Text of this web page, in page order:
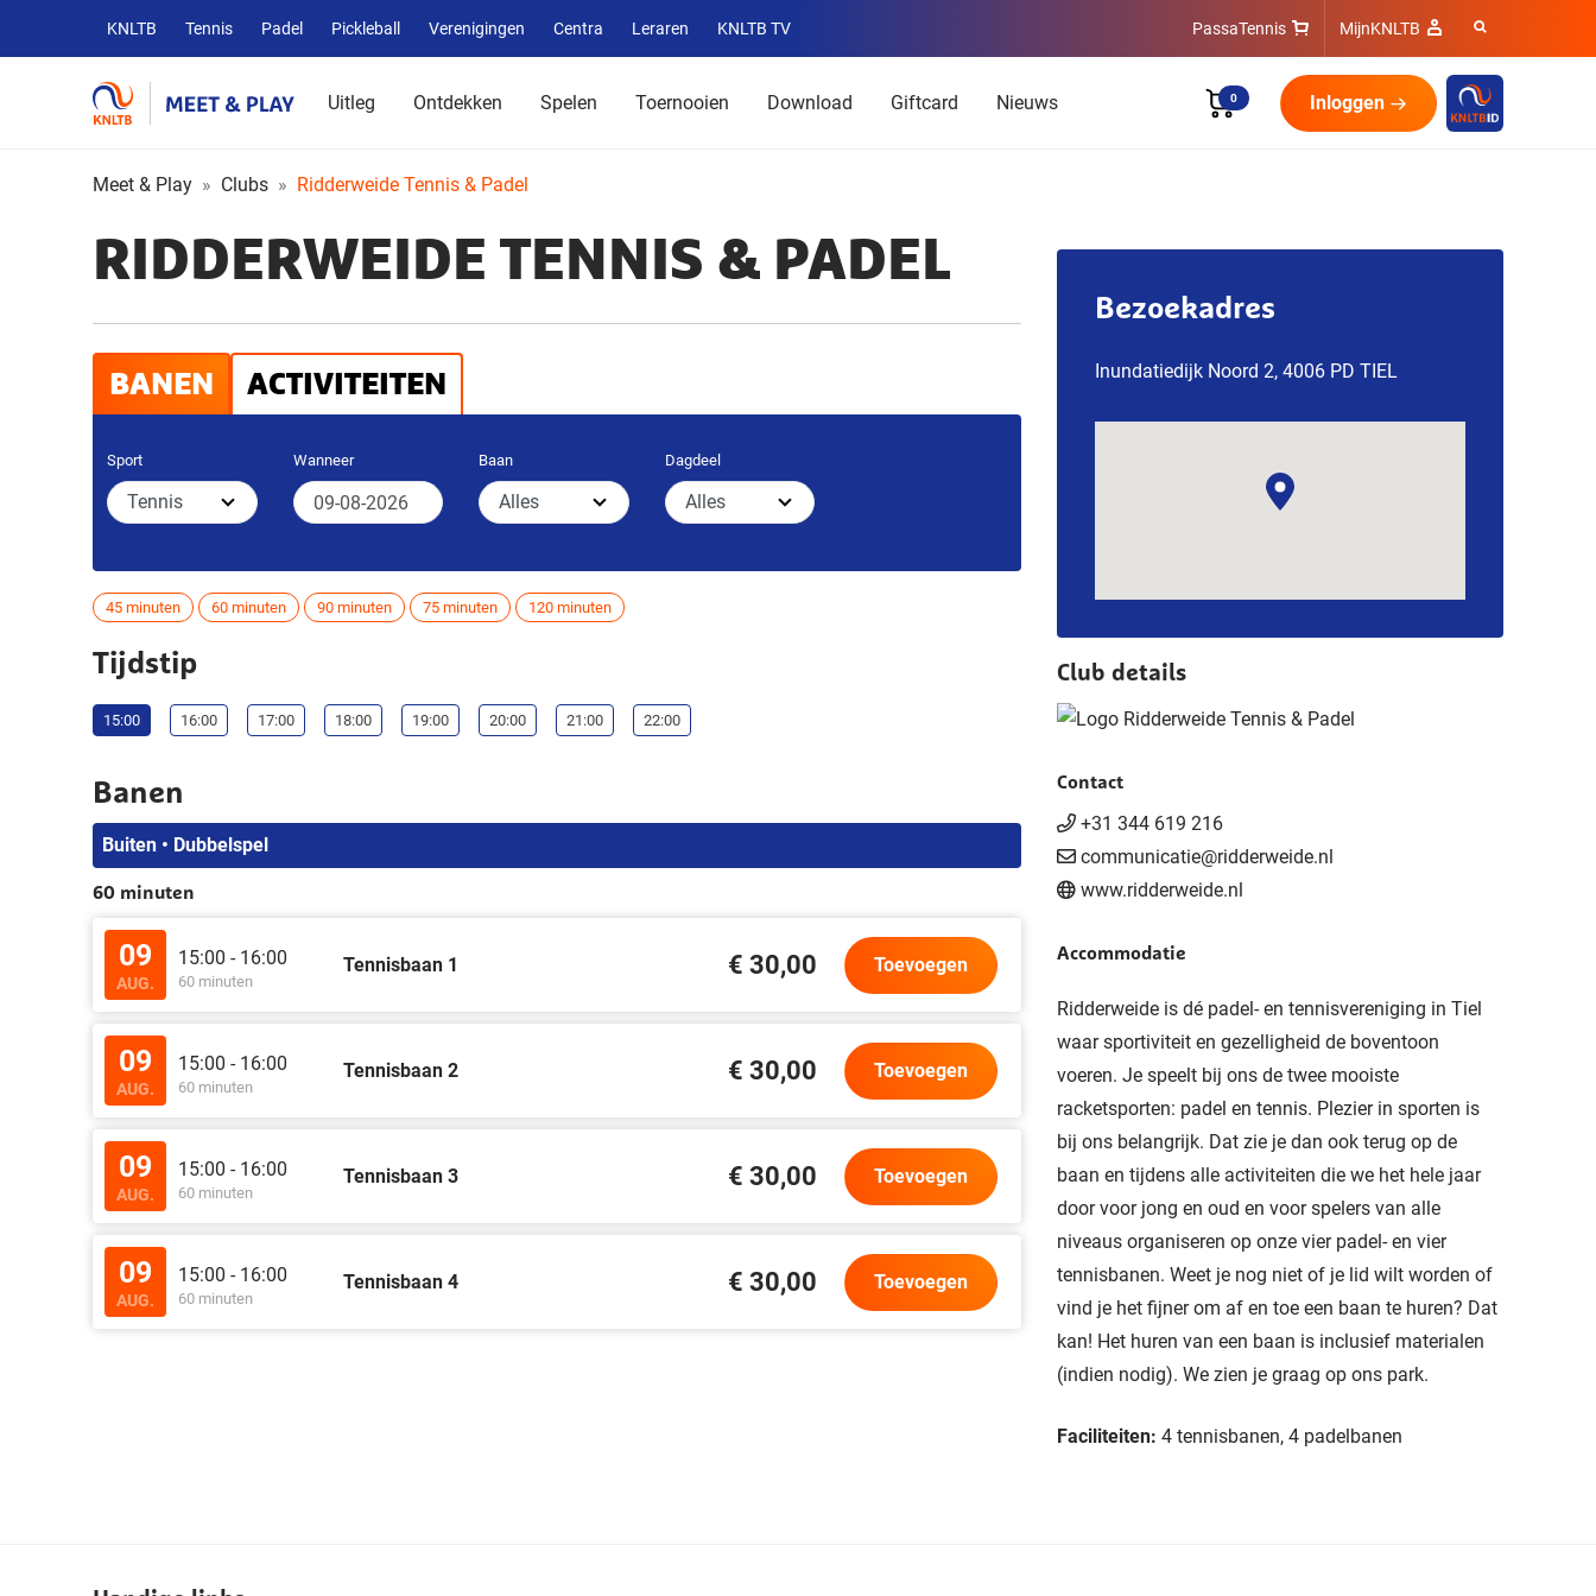
Overige
KNLTB
websites
KNLTB Tennis Padel Pickleball Verenigingen Centra Leraren KNLTB TV
Service
menu
PassaTennis MijnKNLTB
Uitleg Ontdekken Spelen Toernooien Download Giftcard Nieuws 0 Inloggen
Meet & Play Clubs Ridderweide Tennis & Padel
RIDDERWEIDE TENNIS & PADEL
BANEN ACTIVITEITEN
Sport Wanneer Baan Dagdeel
45 minuten 60 minuten 90 minuten 75 minuten 120 minuten
Tijdstip
15:00 16:00 17:00 18:00 19:00 20:00 21:00 22:00
Banen
Buiten • Dubbelspel
60 minuten
09
AUG.
15:00 - 16:00
60 minuten
Tennisbaan 1 € 30,00 Toevoegen
09
AUG.
15:00 - 16:00
60 minuten
Tennisbaan 2 € 30,00 Toevoegen
09
AUG.
15:00 - 16:00
60 minuten
Tennisbaan 3 € 30,00 Toevoegen
09
AUG.
15:00 - 16:00
60 minuten
Tennisbaan 4 € 30,00 Toevoegen
Bezoekadres
Inundatiedijk Noord 2, 4006 PD TIEL
Club details
Contact
+31 344 619 216
communicatie@ridderweide.nl
www.ridderweide.nl
Accommodatie
Ridderweide is dé padel- en tennisvereniging in Tiel
waar sportiviteit en gezelligheid de boventoon
voeren. Je speelt bij ons de twee mooiste
racketsporten: padel en tennis. Plezier in sporten is
bij ons belangrijk. Dat zie je dan ook terug op de
baan en tijdens alle activiteiten die we het hele jaar
door voor jong en oud en voor spelers van alle
niveaus organiseren op onze vier padel- en vier
tennisbanen. Weet je nog niet of je lid wilt worden of
vind je het fijner om af en toe een baan te huren? Dat
kan! Het huren van een baan is inclusief materialen
(indien nodig). We zien je graag op ons park.
Faciliteiten: 4 tennisbanen, 4 padelbanen